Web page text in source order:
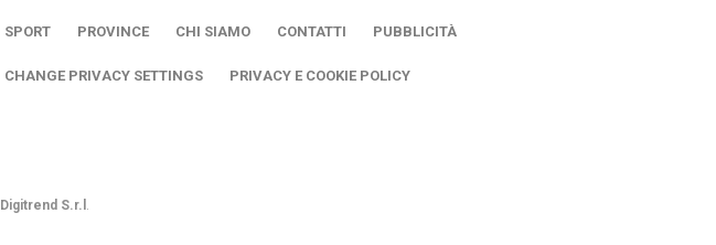
SPORT PROVINCE CHI SIAMO CONTATTI PUBBLICITÀ
CHANGE PRIVACY SETTINGS PRIVACY E COOKIE POLICY
Digitrend S.r.l